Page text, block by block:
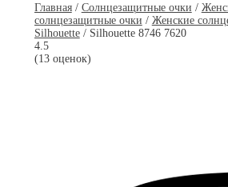
Главная/ Солнцезащитные очки /
солнцезащитные очки / Женские
Silhouette/ Silhouette 8746 7620
4.5
(13 оценок)